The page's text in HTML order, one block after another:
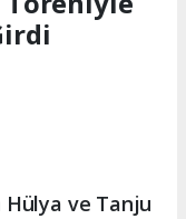
Hülya ve Tanju